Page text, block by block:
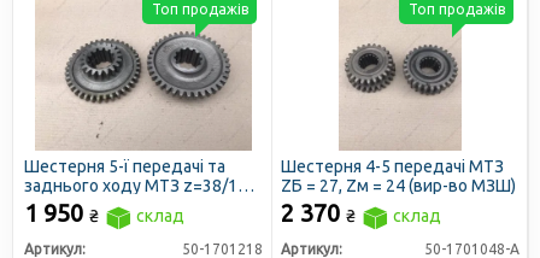
Шестерня 5-ї передачі та
заднього ходу МТЗ z=38/19
(МЗШ)
1 950 ₴ склад
Артикул:
50-1701218
Топ продажів
Шестерня 4-5 передачі МТЗ
ZБ = 27, Zм = 24 (вир-во МЗШ)
2 370 ₴ склад
Артикул:
50-1701048-А
Топ продажів